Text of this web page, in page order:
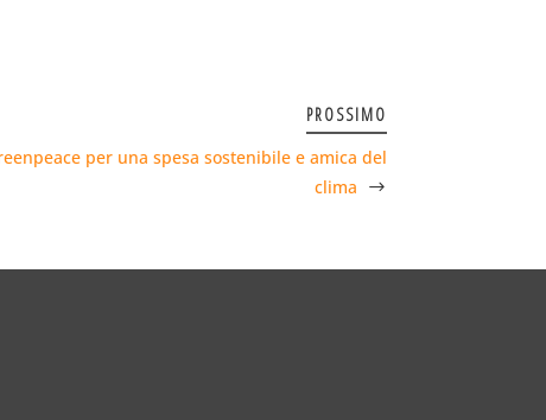
PROSSIMO
per una spesa sostenibile e amica del
clima